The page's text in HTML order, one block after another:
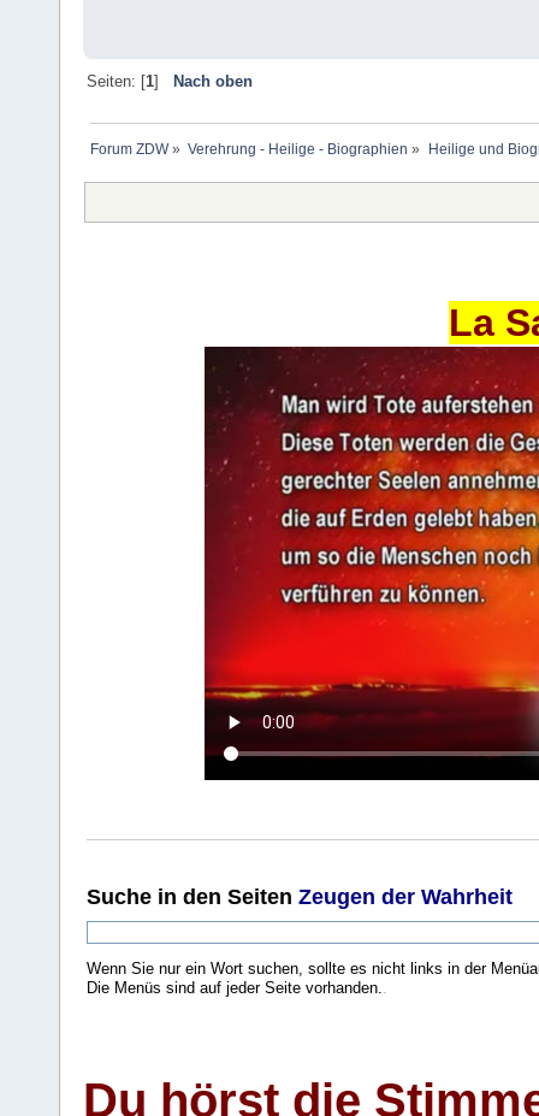
Seiten: [1] Nach oben
Forum ZDW» Verehrung - Heilige - Biographien » Heilige und
La
Suche in den Seiten Zeugen der Wahrheit
Wenn Sie nur ein Wort suchen, sollte es nicht links in der
Die Menüs sind auf jeder Seite vorhanden..
Du hörst die